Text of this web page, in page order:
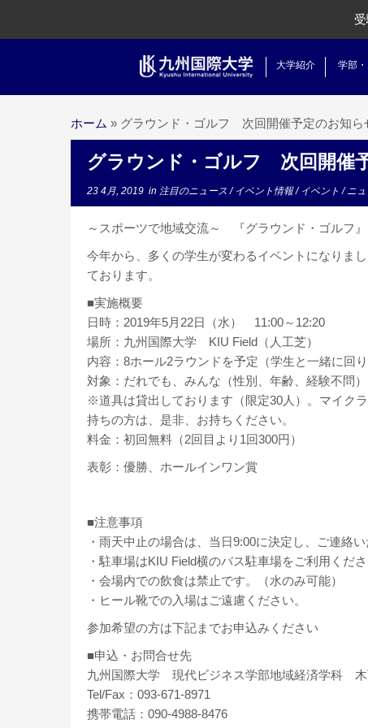
大学紹介 学部
ホーム » グラウンド・ゴルフ 次回開催予定のお知ら
グラウンド・ゴルフ 次回開催
23 4月, 2019 in 注目のニュース/ イベント情報/ イベント/ニ
～スポーツで地域交流～ 『グラウンド・ゴルフ』
今年から、多くの学生が変わるイベントになりま
ております。
■実施概要
日時：2019年5月22日（水） 11:00～12:20
場所：九州国際大学 KIU Field（人工芝）
内容：8ホール2ラウンドを予定（学生と一緒に回り
対象：だれでも、みんな（性別、年齢、経験不問）
※道具は貸出しております（限定30人）。マイク
持ちの方は、是非、お持ちください。
料金：初回無料（2回目より1回300円）
表彰：優勝、ホールインワン賞
■注意事項
・雨天中止の場合は、当日9:00に決定し、ご連絡い
・駐車場はKIU Field横のバス駐車場をご利用くださ
・会場内での飲食は禁止です。（水のみ可能）
・ヒール靴での入場はご遠慮ください。
参加希望の方は下記までお申込みください
■申込・お問合せ先
九州国際大学 現代ビジネス学部地域経済学科
Tel/Fax：093-671-8971
携帯電話：090-4988-8476